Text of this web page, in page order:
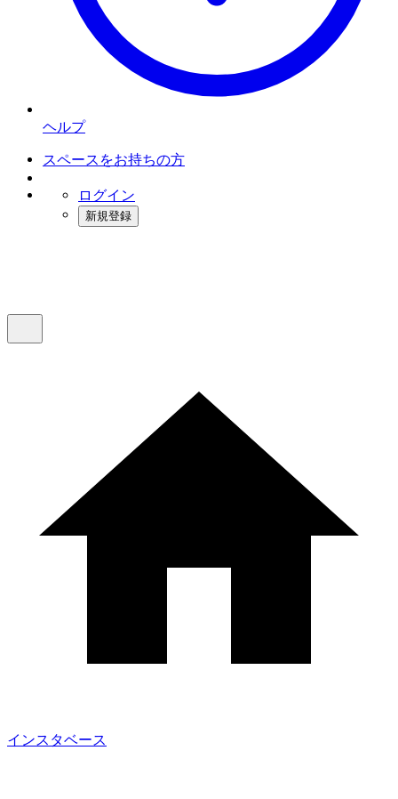
ヘルプ
スペースをお持ちの方
ログイン
新規登録
インスタベース